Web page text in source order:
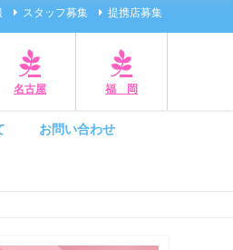
スタッフ募集 提携店募集
名古屋 福 岡
お問い合わせ